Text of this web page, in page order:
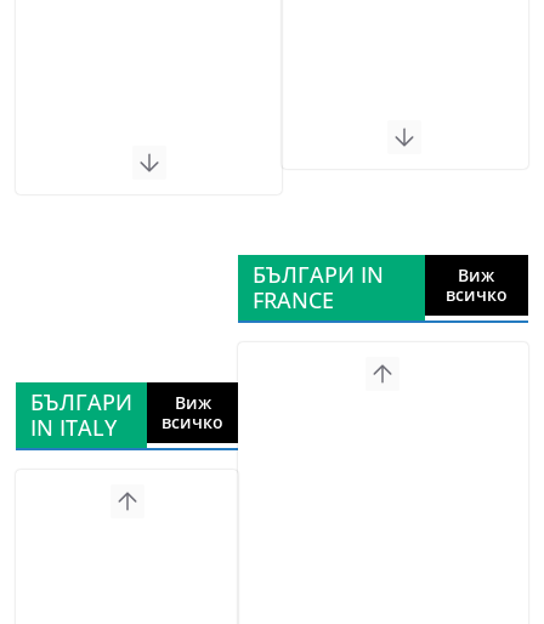
БЪЛГАРИ
IN ITALY
Виж
всичко
БЪЛГАРИ IN
FRANCE
Виж
всичко